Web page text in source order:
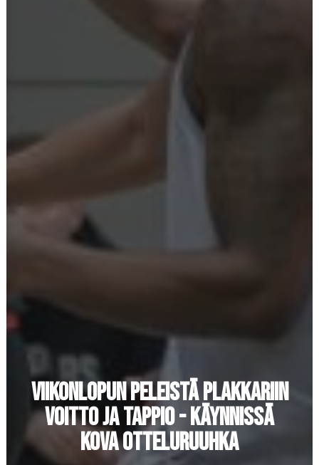
VIIKONLOPUN PELEISTÄ PLAKKARIIN
VOITTO JA TAPPIO - KÄYNNISSÄ
KOVA OTTELURUUHKA